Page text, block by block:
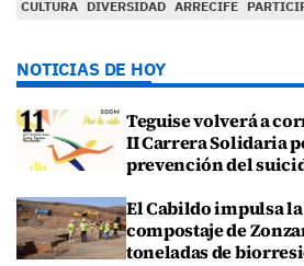
CULTURA DIVERSIDAD ARRECIFE
NOTICIAS DE HOY
Teguise volverá a
II Carrera Solidaria
prevención del
El Cabildo impulsa
compostaje de
toneladas de